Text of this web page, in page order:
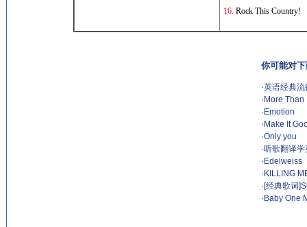
16. Rock This Country!
你可能对
·英语经典流
· More Than
· Emotion
· Make It
·Only you
·听歌翻译学
· Edelweiss
· KILLING
· [经典歌词
· Baby One